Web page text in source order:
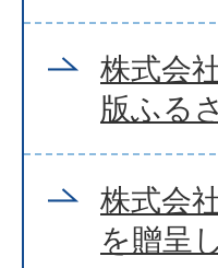
株式会
版ふる
株式会
を贈呈